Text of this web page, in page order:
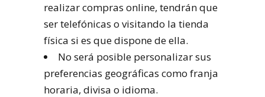
realizar compras online, tendrán que
ser telefónicas o visitando la tienda
física si es que dispone de ella.
No será posible personalizar sus
preferencias geográficas como franja
horaria, divisa o idioma.